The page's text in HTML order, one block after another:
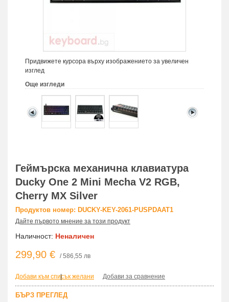
Придвижете курсора върху изображението за увеличен
изглед
Още изгледи
Геймърскa механична клавиатура
Ducky One 2 Mini Mecha V2 RGB,
Cherry MX Silver
Продуктов номер: DUCKY-KEY-2061-PUSPDAAT1
Дайте първото мнение за този продукт
Наличност: Неналичен
299,90 € / 586,55 лв
Добави към списък желани
| Добави за сравнение
БЪРЗ ПРЕГЛЕД